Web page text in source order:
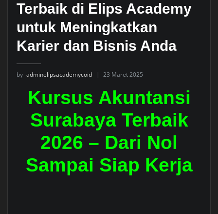
Terbaik di Elips Academy
untuk Meningkatkan
Karier dan Bisnis Anda
by adminelipsacademycoid 23 Maret 2025
Kursus Akuntansi
Surabaya Terbaik
2026 – Dari Nol
Sampai Siap Kerja